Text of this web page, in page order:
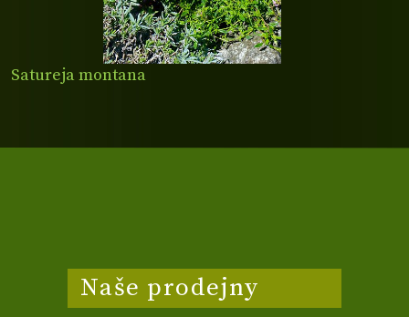
Satureja montana
Naše prodejny